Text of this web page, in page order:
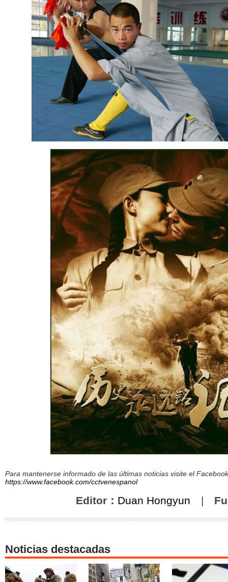
Para mantenerse informado de las últimas noticias visite el
https://www.facebook.com/cctvenespanol
Editor： Duan Hongyun |
Noticias destacadas